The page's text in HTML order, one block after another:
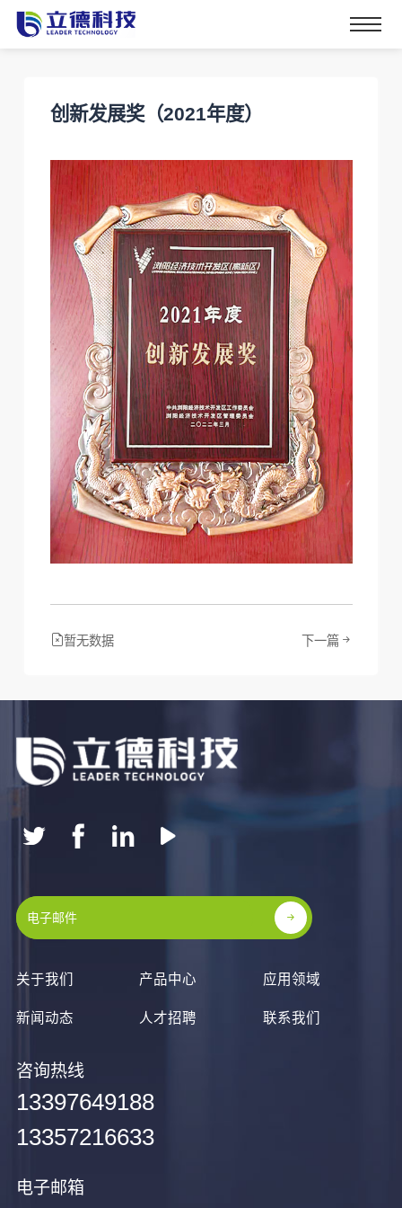
创新发展奖（2021年度）
暂无数据 下一篇
关于我们 产品中心 应用领域
新闻动态 人才招聘 联系我们
咨询热线
13397649188
13357216633
电子邮箱